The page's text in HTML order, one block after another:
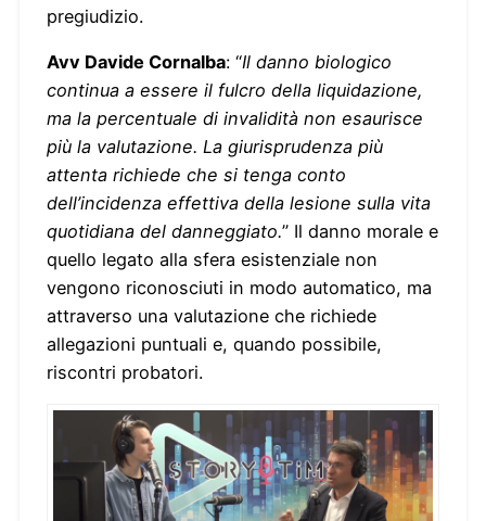
pregiudizio.
Avv Davide Cornalba: “Il danno biologico
continua a essere il fulcro della liquidazione,
ma la percentuale di invalidità non esaurisce
più la valutazione. La giurisprudenza più
attenta richiede che si tenga conto
dell’incidenza effettiva della lesione sulla vita
quotidiana del danneggiato.” Il danno morale e
quello legato alla sfera esistenziale non
vengono riconosciuti in modo automatico, ma
attraverso una valutazione che richiede
allegazioni puntuali e, quando possibile,
riscontri probatori.